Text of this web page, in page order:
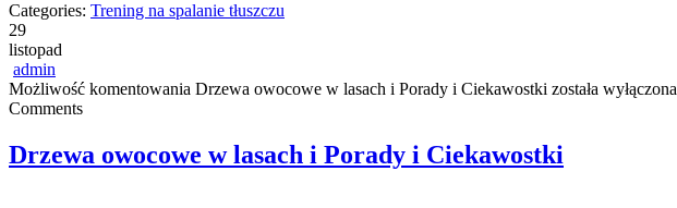
Categories: Trening na spalanie tłuszczu
29
listopad
admin
Możliwość komentowania Drzewa owocowe w lasach i Porady i Ciekawostki została wyłączona
Comments
Drzewa owocowe w lasach i Porady i Ciekawostki